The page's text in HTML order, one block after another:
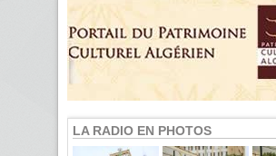
LA RADIO EN PHOTOS